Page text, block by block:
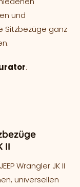
und
Sitzbezüge ganz
:
II
Wrangler JK II
universellen